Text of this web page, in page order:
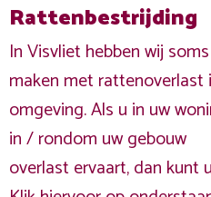
Rattenbestrijding
In Visvliet hebben wij
maken met rattenoverlast
omgeving. Als u in uw
in / rondom uw gebouw
overlast ervaart, dan kunt